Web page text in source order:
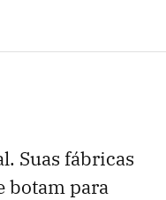
Suas fábricas
botam para